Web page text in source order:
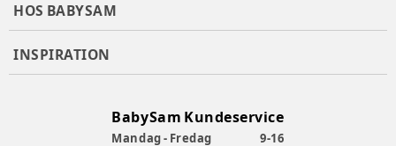
HOS BABYSAM
INSPIRATION
BabySam Kundeservice
Mandag - Fredag
9-16